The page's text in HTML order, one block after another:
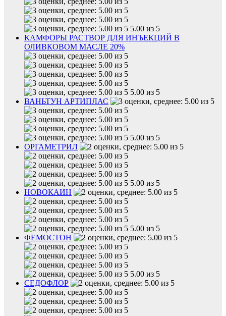
5.00 из 5
КАМФОРЫ РАСТВОР ДЛЯ ИНЪЕКЦИЙ В
ОЛИВКОВОМ МАСЛЕ 20%
5.00 из 5
ВАНЬТУН АРТИПЛАС
5.00 из 5
ОРГАМЕТРИЛ
5.00 из 5
НОВОКАИН
5.00 из 5
ФЕМОСТОН
5.00 из 5
СЕДОФЛОР